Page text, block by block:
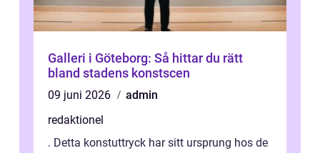
Galleri i Göteborg: Så hittar du rätt
bland stadens konstscen
09 juni 2026
admin
redaktionel
. Detta konstuttryck har sitt ursprung hos de